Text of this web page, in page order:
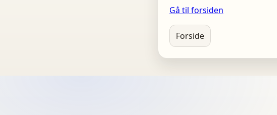
Gå til forsiden
Forside